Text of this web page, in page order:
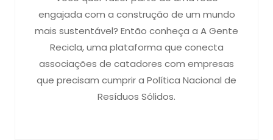
engajada com a construção de um mundo
mais sustentável? Então conheça a A Gente
Recicla, uma plataforma que conecta
associações de catadores com empresas
que precisam cumprir a Política Nacional de
Resíduos Sólidos.